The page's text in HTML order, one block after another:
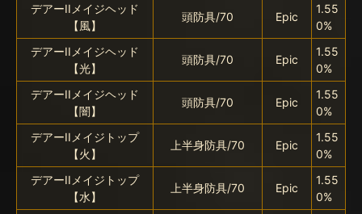
デアーIIメイジヘッド
【風】
頭防具/70 Epic
1.55
0%
デアーIIメイジヘッド
【光】
頭防具/70 Epic
1.55
0%
デアーIIメイジヘッド
【闇】
頭防具/70 Epic
1.55
0%
デアーIIメイジトップ
【火】
上半身防具/70 Epic
1.55
0%
デアーIIメイジトップ
【水】
上半身防具/70 Epic
1.55
0%